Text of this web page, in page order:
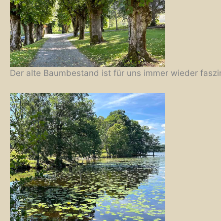
Der alte Baumbestand ist für uns immer wieder